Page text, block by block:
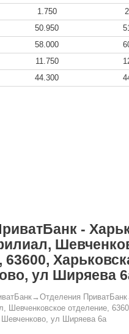
1.750
50.950
58.000
11.750
44.300
-
63600,
ул Ширяева
→ Отделения ПриватБанк
Шевченковское отделение,
Шевченково, ул Ширяева 6а